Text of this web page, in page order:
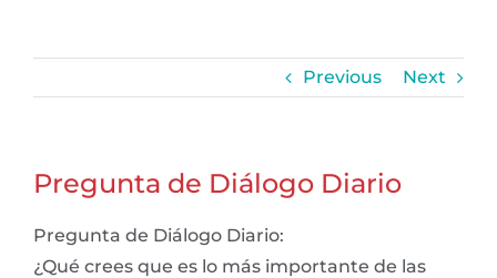
Previous Next
Pregunta de Diálogo Diario
Pregunta de Diálogo Diario:
¿Qué crees que es lo más importante de las